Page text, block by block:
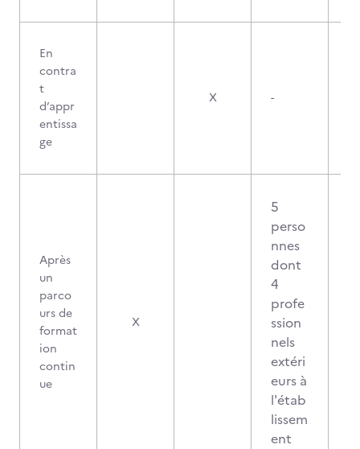
En
contra
t
d’appr
entissa
ge
X -
Après
un
parco
urs de
format
ion
contin
ue
X
5
perso
nnes
dont
4
profe
ssion
nels
extéri
eurs à
l'étab
lissem
ent